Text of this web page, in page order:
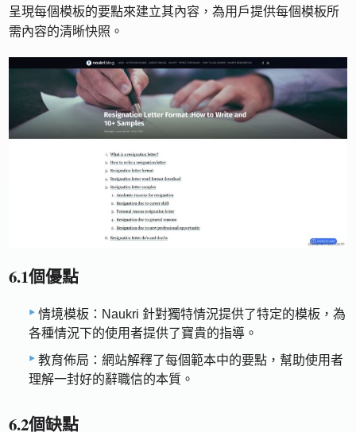
呈現每個模板的要點來建立其內容，為用戶提供每個模板所
需內容的清晰快照。
6.1個優點
情境模板：Naukri 針對獨特情況提供了特定的模板，為
各種情況下的使用者提供了寶貴的指導。
教育佈局：網站解釋了每個範本中的要點，幫助使用者
理解一封好的辭職信的本質。
6.2個缺點